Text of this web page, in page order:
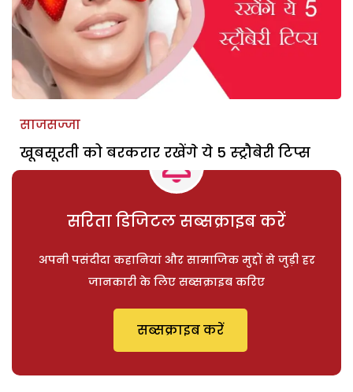
साजसज्जा
खूबसूरती को बरकरार रखेंगे ये 5 स्ट्रौबेरी टिप्स
सरिता डिजिटल सब्सक्राइब करें
अपनी पसंदीदा कहानियां और सामाजिक मुद्दों से जुड़ी हर
जानकारी के लिए सब्सक्राइब करिए
सब्सक्राइब करें